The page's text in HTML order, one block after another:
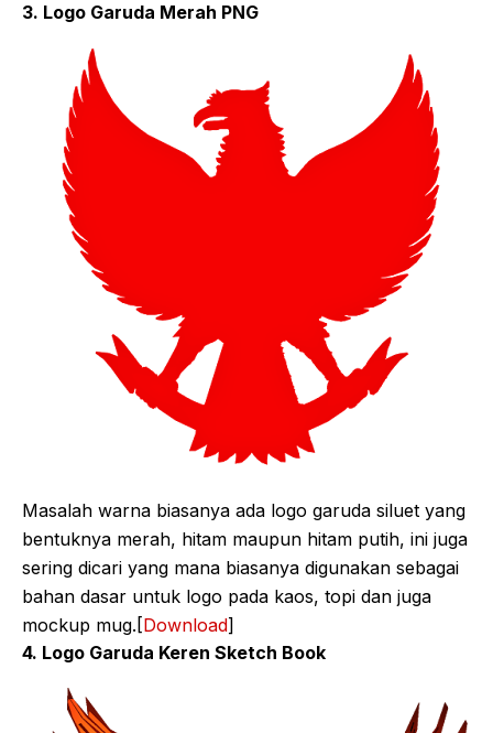
3. Logo Garuda Merah PNG
Masalah warna biasanya ada logo garuda siluet yang
bentuknya merah, hitam maupun hitam putih, ini juga
sering dicari yang mana biasanya digunakan sebagai
bahan dasar untuk logo pada kaos, topi dan juga
mockup mug.[Download]
4. Logo Garuda Keren Sketch Book